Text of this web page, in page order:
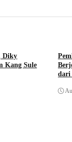
Diky
Kang Sule
dari